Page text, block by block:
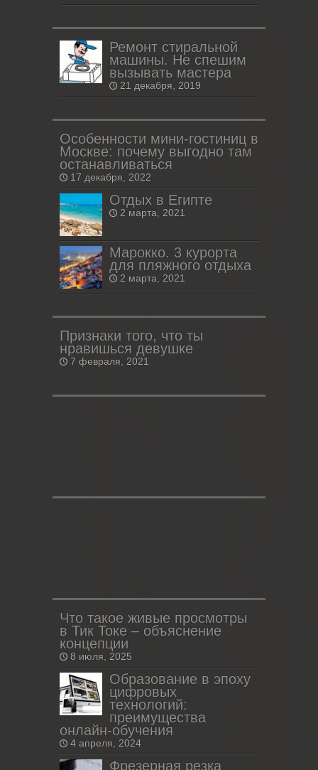
Ремонт стиральной
машины. Не спешим
вызывать мастера
21 декабря, 2019
Особенности мини-гостиниц в
Москве: почему выгодно там
останавливаться
17 декабря, 2022
Отдых в Египте
2 марта, 2021
Марокко. 3 курорта
для пляжного отдыха
2 марта, 2021
Признаки того, что ты
нравишься девушке
7 февраля, 2021
Что такое живые просмотры
в Тик Токе – объяснение
концепции
8 июля, 2025
Образование в эпоху
цифровых
технологий:
преимущества
онлайн-обучения
4 апреля, 2024
Фрезерная резка